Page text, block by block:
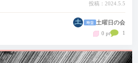
投稿：2024.5.5
土曜日の会
0 pt 1